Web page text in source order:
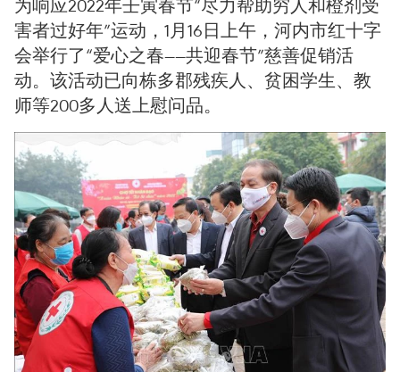
为响应2022年壬寅春节“尽力帮助穷人和橙剂受
害者过好年”运动，1月16日上午，河内市红十字
会举行了“爱心之春——共迎春节”慈善促销活
动。该活动已向栋多郡残疾人、贫困学生、教
师等200多人送上慰问品。